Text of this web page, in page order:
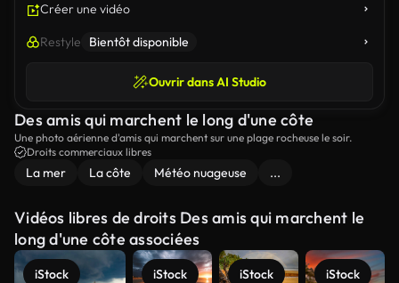
Créer une vidéo
Restyle Bientôt disponible
Ouvrir dans AI Studio
Des amis qui marchent le long d'une côte
Une photo aérienne d'amis qui marchent sur une plage rocheuse le soir.
Droits commerciaux libres
La mer La côte Météo nuageuse ...
Vidéos libres de droits Des amis qui marchent le
long d'une côte associées
iStock iStock iStock iStock